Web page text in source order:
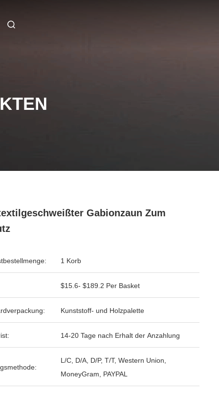
Gabionzaun Zum
1 Korb
$15.6- $189.2 Per Basket
Kunststoff- und Holzpalette
14-20 Tage nach Erhalt der Anzahlung
L/C, D/A, D/P, T/T, Western Union,
MoneyGram, PAYPAL